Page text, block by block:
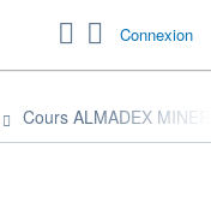
Connexion
Cours ALMADEX